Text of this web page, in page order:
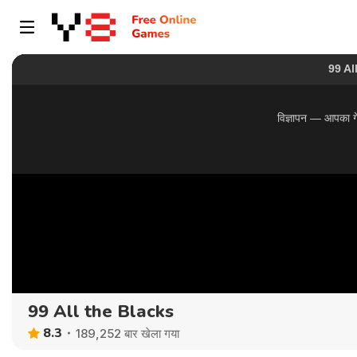
99 All the Blacks
8.3 189,252 बार खेला गया